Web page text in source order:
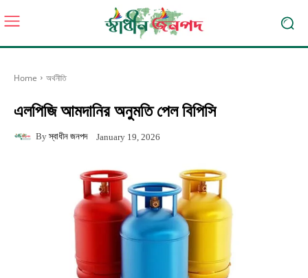
Home অর্থনীতি
এলপিজি আমদানির অনুমতি পেল বিপিসি
By স্বাধীন জনপদ January 19, 2026